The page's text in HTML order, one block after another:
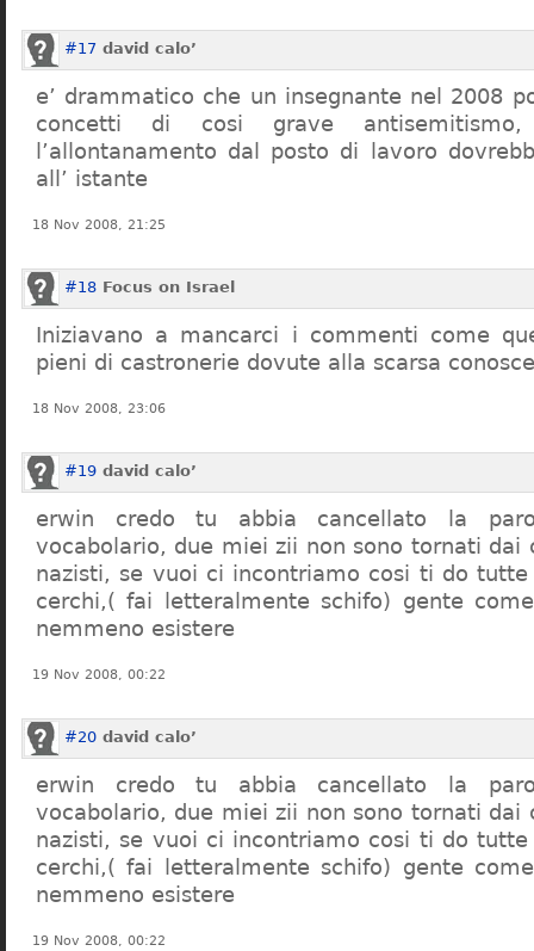
#17 david calo’
e’ drammatico che un insegnante nel 2008
concetti di cosi grave
l’allontanamento dal posto di lavoro
all’ istante
18 Nov 2008, 21:25
#18 Focus on Israel
Iniziavano a mancarci i commenti come
pieni di castronerie dovute alla scarsa
18 Nov 2008, 23:06
#19 david calo’
erwin credo tu abbia cancellato la
vocabolario, due miei zii non sono tornati dai
nazisti, se vuoi ci incontriamo cosi ti do tutte
cerchi,( fai letteralmente schifo) gente
nemmeno esistere
19 Nov 2008, 00:22
#20 david calo’
erwin credo tu abbia cancellato la
vocabolario, due miei zii non sono tornati dai
nazisti, se vuoi ci incontriamo cosi ti do tutte
cerchi,( fai letteralmente schifo) gente
nemmeno esistere
19 Nov 2008, 00:22